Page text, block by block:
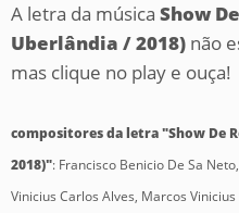
A letra da música Show
Uberlândia / 2018) não
mas clique no play e ouça!
compositores da letra "Show De
2018)": Francisco Benicio De Sa
Vinicius Carlos Alves, Marcos